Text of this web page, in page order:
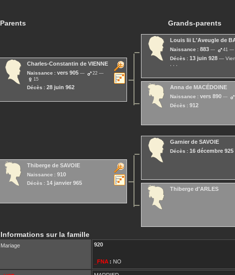
Parents Grands-parents
Charles-Constantin de VIENNE
Naissance : vers 905
22
15
Décès : 28 juin 962
Louis Iii L'Aveugle de
Naissance : 883 41
Décès : 13 juin 928
Anna de MACÉDOINE
Naissance : vers 890
Décès : 912
Thiberge de SAVOIE
Naissance : 910
Décès : 14 janvier 965
Garnier de SAVOIE
Décès : 16 décembre 925
Thiberge d'ARLES
Informations sur la famille
Mariage 920
_FNA : NO